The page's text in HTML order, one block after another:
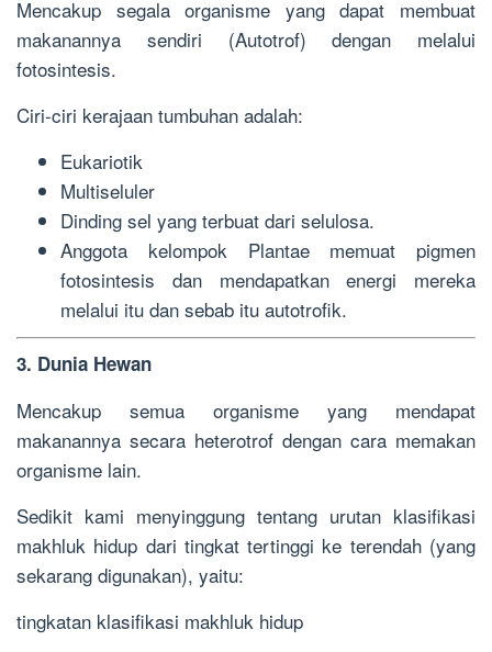
Mencakup segala organisme yang dapat membuat
makanannya sendiri (Autotrof) dengan melalui
fotosintesis.
Ciri-ciri kerajaan tumbuhan adalah:
Eukariotik
Multiseluler
Dinding sel yang terbuat dari selulosa.
Anggota kelompok Plantae memuat pigmen
fotosintesis dan mendapatkan energi mereka
melalui itu dan sebab itu autotrofik.
3. Dunia Hewan
Mencakup semua organisme yang mendapat
makanannya secara heterotrof dengan cara memakan
organisme lain.
Sedikit kami menyinggung tentang urutan klasifikasi
makhluk hidup dari tingkat tertinggi ke terendah (yang
sekarang digunakan), yaitu:
tingkatan klasifikasi makhluk hidup